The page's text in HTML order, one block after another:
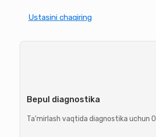
Ustasini chaqiring
Bepul diagnostika
Ta'mirlash vaqtida diagnostika uchun 0